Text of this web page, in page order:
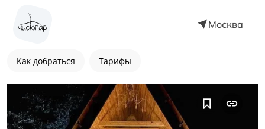
Москва
Как добраться Тарифы